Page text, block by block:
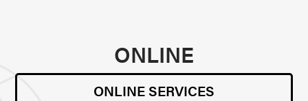
ONLINE
ONLINE SERVICES